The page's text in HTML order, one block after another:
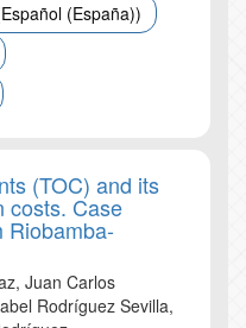
(España))
(TOC) and its
costs. Case
Riobamba-
Juan Carlos
Rodríguez Sevilla,